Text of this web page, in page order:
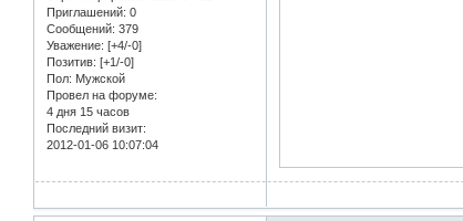
Приглашений: 0
Сообщений: 379
Уважение: [+4/-0]
Позитив: [+1/-0]
Пол: Мужской
Провел на форуме:
4 дня 15 часов
Последний визит:
2012-01-06 10:07:04